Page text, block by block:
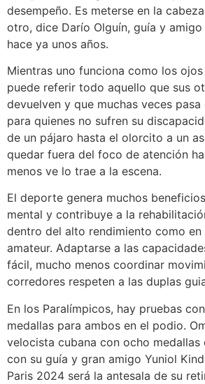
desempeño. Es meterse en la
otro, dice Darío Olguín, guía y
hace ya unos años.
Mientras uno funciona como los
puede referir todo aquello que sus
devuelven y que muchas veces
para quienes no sufren su
de un pájaro hasta el olorcito a un
quedar fuera del foco de atención
menos ve lo trae a la escena.
El deporte genera muchos
mental y contribuye a la
dentro del alto rendimiento como en
amateur. Adaptarse a las
fácil, mucho menos coordinar
corredores respeten a las duplas
En los Paralímpicos, hay pruebas
medallas para ambos en el podio.
velocista cubana con ocho medallas
con su guía y gran amigo Yuniol
Paris 2024 será la antesala de su